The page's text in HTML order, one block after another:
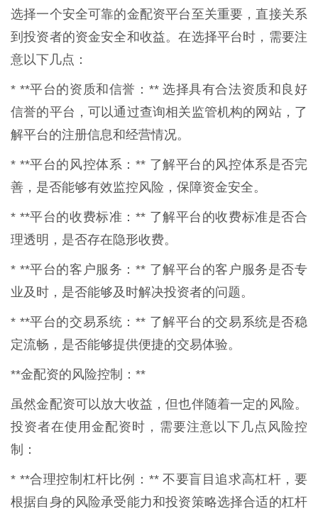
选择一个安全可靠的金配资平台至关重要，直接关系
到投资者的资金安全和收益。在选择平台时，需要注
意以下几点：
* **平台的资质和信誉：** 选择具有合法资质和良好
信誉的平台，可以通过查询相关监管机构的网站，了
解平台的注册信息和经营情况。
* **平台的风控体系：** 了解平台的风控体系是否完
善，是否能够有效监控风险，保障资金安全。
* **平台的收费标准：** 了解平台的收费标准是否合
理透明，是否存在隐形收费。
* **平台的客户服务：** 了解平台的客户服务是否专
业及时，是否能够及时解决投资者的问题。
* **平台的交易系统：** 了解平台的交易系统是否稳
定流畅，是否能够提供便捷的交易体验。
**金配资的风险控制：**
虽然金配资可以放大收益，但也伴随着一定的风险。
投资者在使用金配资时，需要注意以下几点风险控
制：
* **合理控制杠杆比例：** 不要盲目追求高杠杆，要
根据自身的风险承受能力和投资策略选择合适的杠杆